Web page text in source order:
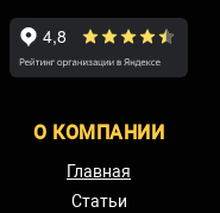
О КОМПАНИИ
Главная
Статьи